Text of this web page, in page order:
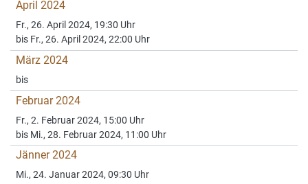
April 2024
Fr., 26. April 2024, 19:30 Uhr
bis Fr., 26. April 2024, 22:00 Uhr
März 2024
bis
Februar 2024
Fr., 2. Februar 2024, 15:00 Uhr
bis Mi., 28. Februar 2024, 11:00 Uhr
Jänner 2024
Mi., 24. Januar 2024, 09:30 Uhr